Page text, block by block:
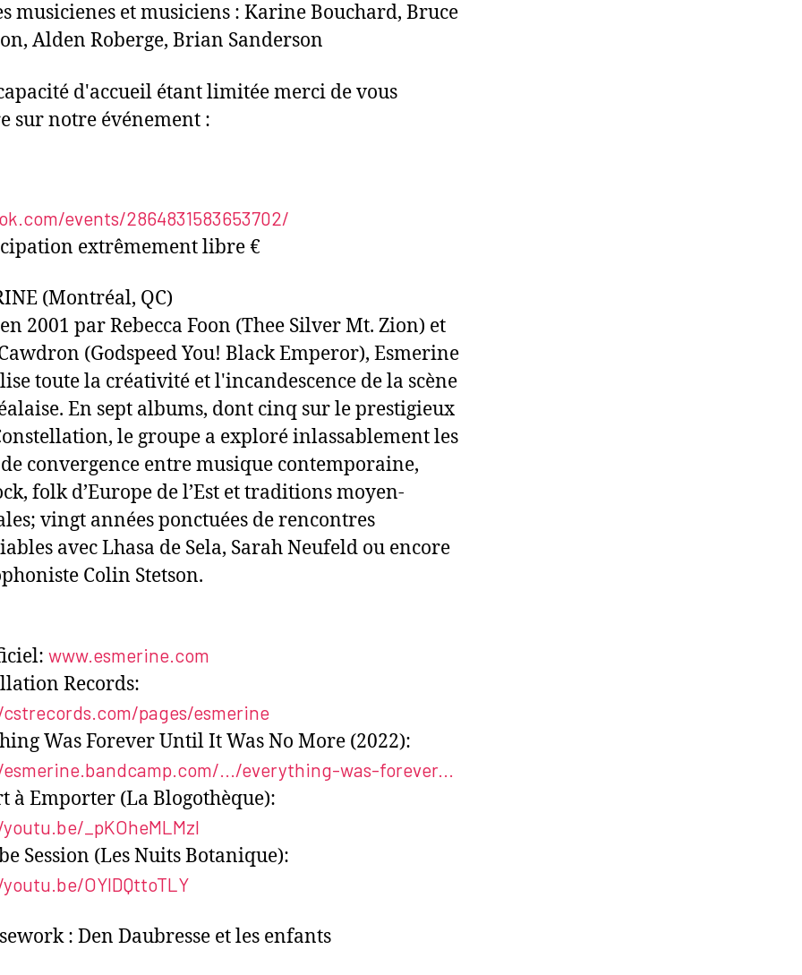
musicienes et musiciens : Karine Bouchard, Bruce
Alden Roberge, Brian Sanderson
d'accueil étant limitée merci de vous
sur notre événement :
events/2864831583653702/
extrêmement libre €
(Montréal, QC)
2001 par Rebecca Foon (Thee Silver Mt. Zion) et
(Godspeed You! Black Emperor), Esmerine
toute la créativité et l'incandescence de la scène
En sept albums, dont cinq sur le prestigieux
le groupe a exploré inlassablement les
convergence entre musique contemporaine,
folk d’Europe de l’Est et traditions moyen-
vingt années ponctuées de rencontres
avec Lhasa de Sela, Sarah Neufeld ou encore
Colin Stetson.
www.esmerine.com
Records:
pages/esmerine
Was Forever Until It Was No More (2022):
.../everything-was-forever...
à Emporter (La Blogothèque):
_pKOheMLMzI
Session (Les Nuits Botanique):
OYlDQttoTLY
: Den Daubresse et les enfants